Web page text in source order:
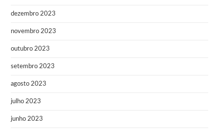
dezembro 2023
novembro 2023
outubro 2023
setembro 2023
agosto 2023
julho 2023
junho 2023